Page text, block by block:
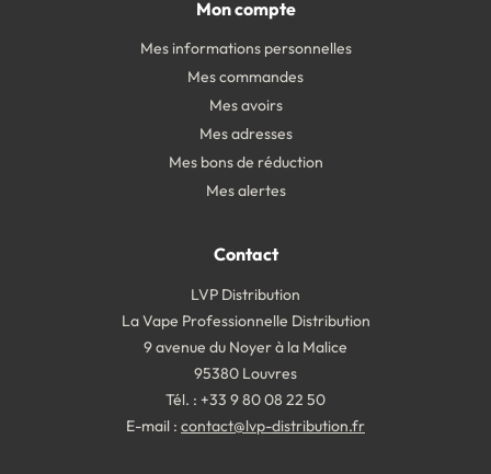
Mon compte
Mes informations personnelles
Mes commandes
Mes avoirs
Mes adresses
Mes bons de réduction
Mes alertes
Contact
LVP Distribution
La Vape Professionnelle Distribution
9 avenue du Noyer à la Malice
95380 Louvres
Tél. : +33 9 80 08 22 50
E-mail : contact@lvp-distribution.fr